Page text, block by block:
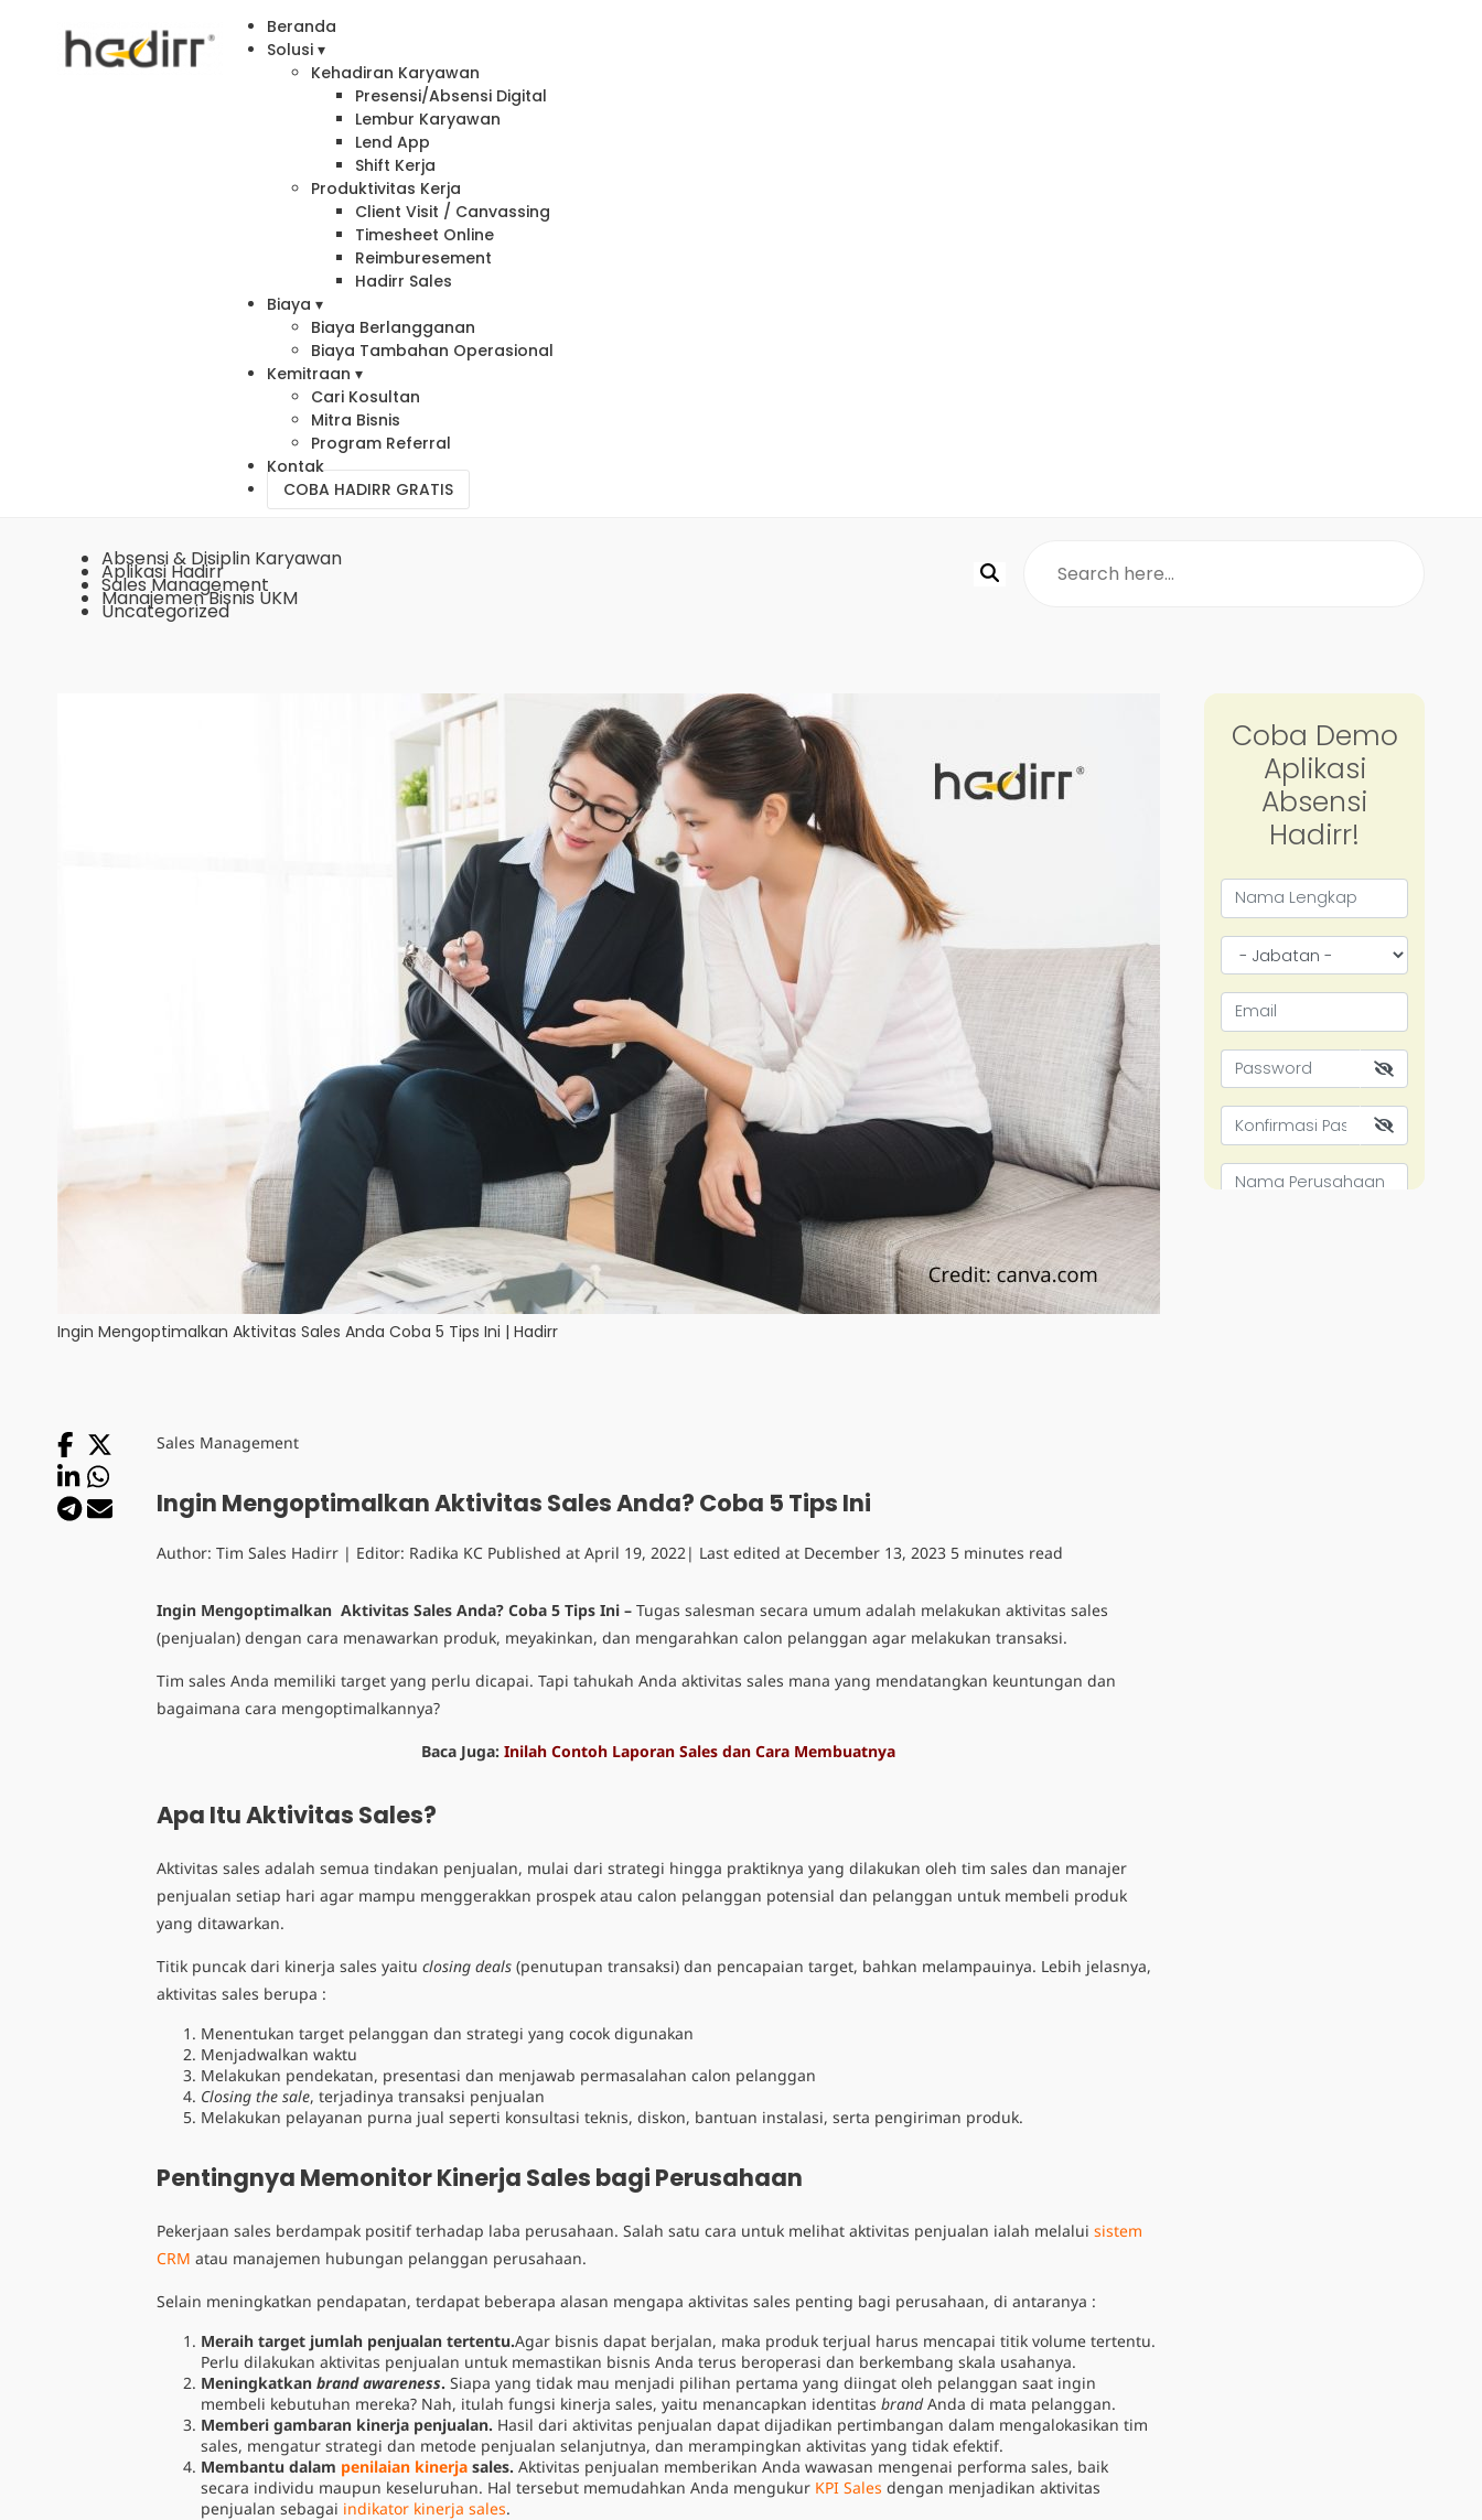
Beranda
Solusi ▾
Kehadiran Karyawan
Presensi/Absensi Digital
Lembur Karyawan
Lend App
Shift Kerja
Produktivitas Kerja
Client Visit / Canvassing
Timesheet Online
Reimburesement
Hadirr Sales
Biaya ▾
Biaya Berlangganan
Biaya Tambahan Operasional
Kemitraan ▾
Cari Kosultan
Mitra Bisnis
Program Referral
Kontak
COBA HADIRR GRATIS
Absensi & Disiplin Karyawan
Aplikasi Hadirr
Sales Management
Manajemen Bisnis UKM
Uncategorized
Ingin Mengoptimalkan Aktivitas Sales Anda Coba 5 Tips Ini | Hadirr
Sales Management
Ingin Mengoptimalkan Aktivitas Sales Anda? Coba 5 Tips Ini
Author: Tim Sales Hadirr | Editor: Radika KC Published at April 19, 2022| Last edited at December 13, 2023 5 minutes read
Ingin Mengoptimalkan Aktivitas Sales Anda? Coba 5 Tips Ini – Tugas salesman secara umum adalah melakukan aktivitas sales
(penjualan) dengan cara menawarkan produk, meyakinkan, dan mengarahkan calon pelanggan agar melakukan transaksi.
Tim sales Anda memiliki target yang perlu dicapai. Tapi tahukah Anda aktivitas sales mana yang mendatangkan keuntungan dan
bagaimana cara mengoptimalkannya?
Baca Juga: Inilah Contoh Laporan Sales dan Cara Membuatnya
Apa Itu Aktivitas Sales?
Aktivitas sales adalah semua tindakan penjualan, mulai dari strategi hingga praktiknya yang dilakukan oleh tim sales dan manajer
penjualan setiap hari agar mampu menggerakkan prospek atau calon pelanggan potensial dan pelanggan untuk membeli produk
yang ditawarkan.
Titik puncak dari kinerja sales yaitu closing deals (penutupan transaksi) dan pencapaian target, bahkan melampauinya. Lebih jelasnya,
aktivitas sales berupa :
Menentukan target pelanggan dan strategi yang cocok digunakan
Menjadwalkan waktu
Melakukan pendekatan, presentasi dan menjawab permasalahan calon pelanggan
Closing the sale, terjadinya transaksi penjualan
Melakukan pelayanan purna jual seperti konsultasi teknis, diskon, bantuan instalasi, serta pengiriman produk.
Pentingnya Memonitor Kinerja Sales bagi Perusahaan
Pekerjaan sales berdampak positif terhadap laba perusahaan. Salah satu cara untuk melihat aktivitas penjualan ialah melalui sistem
CRM atau manajemen hubungan pelanggan perusahaan.
Selain meningkatkan pendapatan, terdapat beberapa alasan mengapa aktivitas sales penting bagi perusahaan, di antaranya :
Meraih target jumlah penjualan tertentu.Agar bisnis dapat berjalan, maka produk terjual harus mencapai titik volume tertentu.
Perlu dilakukan aktivitas penjualan untuk memastikan bisnis Anda terus beroperasi dan berkembang skala usahanya.
Meningkatkan brand awareness. Siapa yang tidak mau menjadi pilihan pertama yang diingat oleh pelanggan saat ingin
membeli kebutuhan mereka? Nah, itulah fungsi kinerja sales, yaitu menancapkan identitas brandAnda di mata pelanggan.
Memberi gambaran kinerja penjualan. Hasil dari aktivitas penjualan dapat dijadikan pertimbangan dalam mengalokasikan tim
sales, mengatur strategi dan metode penjualan selanjutnya, dan merampingkan aktivitas yang tidak efektif.
Membantu dalam penilaian kinerja sales. Aktivitas penjualan memberikan Anda wawasan mengenai performa sales, baik
secara individu maupun keseluruhan. Hal tersebut memudahkan Anda mengukur KPI Sales dengan menjadikan aktivitas
penjualan sebagai indikator kinerja sales.